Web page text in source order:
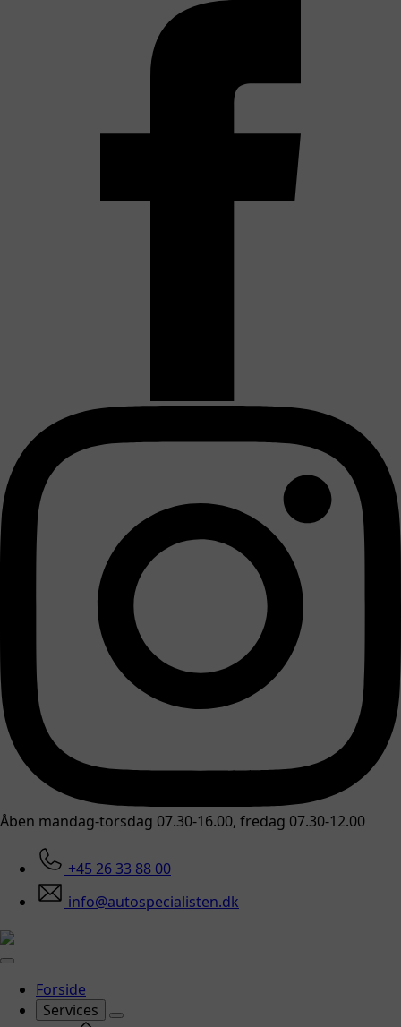
Åben mandag-torsdag 07.30-16.00, fredag 07.30-12.00
+45 26 33 88 00
info@autospecialisten.dk
Forside
Services